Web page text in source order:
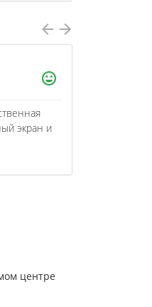
экран и
центре